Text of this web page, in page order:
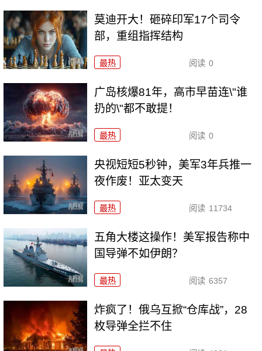
莫迪开大！砸碎印军17个司令
部，重组指挥结构
最热 阅读 0
广岛核爆81年，高市早苗连\"谁
扔的\"都不敢提！
最热 阅读 0
央视短短5秒钟，美军3年兵推一
夜作废！亚太变天
最热 阅读 11734
五角大楼这操作！美军报告称中
国导弹不如伊朗？
最热 阅读 6357
炸疯了！俄乌互掀“仓库战”，28
枚导弹全拦不住